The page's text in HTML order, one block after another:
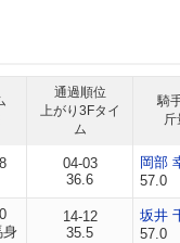
通過順位
上がり3Fタイ
ム
騎
斤
04-03
36.6
岡部
57.0
身
14-12
35.5
坂井
57.0